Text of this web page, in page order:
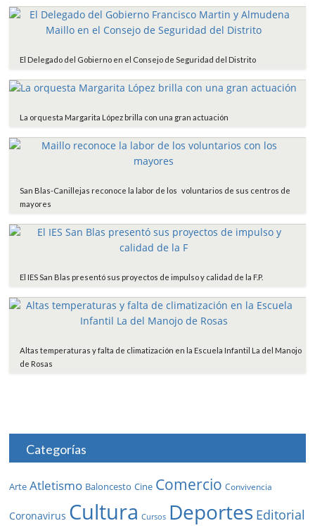
El Delegado del Gobierno en el Consejo de Seguridad del Distrito
La orquesta Margarita López brilla con una gran actuación
San Blas-Canillejas reconoce la labor de los voluntarios de sus centros de
mayores
El IES San Blas presentó sus proyectos de impulso y calidad de la F.P.
Altas temperaturas y falta de climatización en la Escuela Infantil La del Manojo
de Rosas
Categorías
Arte Atletismo Baloncesto Cine Comercio Convivencia
Coronavirus Cultura Cursos Deportes Editorial